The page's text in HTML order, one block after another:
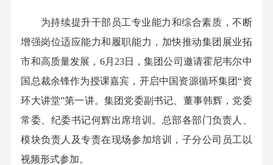
为持续提升干部员工专业能力和综合素质，不断
增强岗位适应能力和履职能力，加快推动集团展业拓
市和高质量发展，6月23日，集团公司邀请霍尼韦尔中
国总裁余锋作为授课嘉宾，开启中国资源循环集团“资
环大讲堂”第一讲。集团党委副书记、董事韩辉，党委
常委、纪委书记何辉出席培训。总部各部门负责人、
模块负责人及专责在现场参加培训，子分公司员工以
视频形式参加。